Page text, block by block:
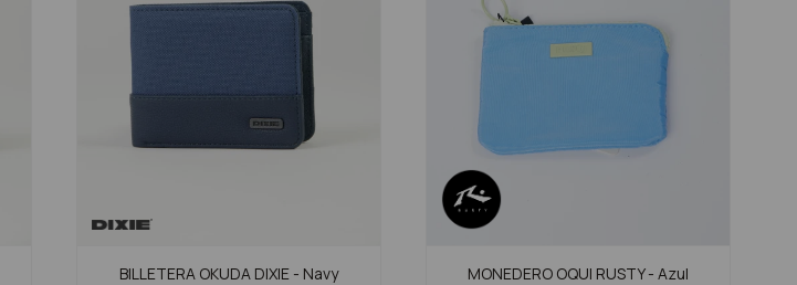
BILLETERA OKUDA DIXIE - Navy MONEDERO OQUI RUSTY - Azul